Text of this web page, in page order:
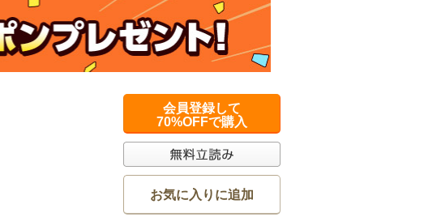
会員登録して
70%OFFで購入
お気に入りに追加